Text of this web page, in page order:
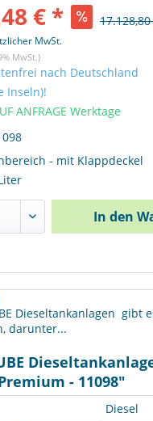
€ *
MwSt.
MwSt.)
nach Deutschland
Inseln)!
ANFRAGE Werktage
- mit Klappdeckel
In den
Dieseltankanlagen gibt
darunter...
- 11098"
Diesel